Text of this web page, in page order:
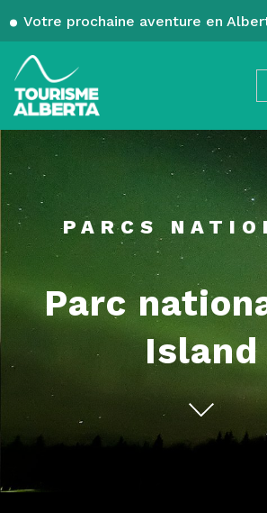
Votre prochaine aventure en
PARCS
Parc
Island